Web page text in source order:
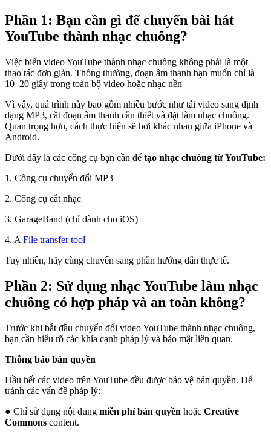
Phần 1: Bạn cần gì để chuyển bài hát
YouTube thành nhạc chuông?
Việc biến video YouTube thành nhạc chuông không phải là một
thao tác đơn giản. Thông thường, đoạn âm thanh bạn muốn chỉ là
10–20 giây trong toàn bộ video hoặc nhạc nền
Vì vậy, quá trình này bao gồm nhiều bước như tải video sang định
dạng MP3, cắt đoạn âm thanh cần thiết và đặt làm nhạc chuông.
Quan trọng hơn, cách thực hiện sẽ hơi khác nhau giữa iPhone và
Android.
Dưới đây là các công cụ bạn cần để tạo nhạc chuông từ YouTube:
1. Công cụ chuyển đổi MP3
2. Công cụ cắt nhạc
3. GarageBand (chỉ dành cho iOS)
4. A File transfer tool
Tuy nhiên, hãy cùng chuyển sang phần hướng dẫn thực tế.
Phần 2: Sử dụng nhạc YouTube làm nhạc
chuông có hợp pháp và an toàn không?
Trước khi bắt đầu chuyển đổi video YouTube thành nhạc chuông,
bạn cần hiểu rõ các khía cạnh pháp lý và bảo mật liên quan.
Thông báo bản quyền
Hầu hết các video trên YouTube đều được bảo vệ bản quyền. Để
tránh các vấn đề pháp lý:
● Chỉ sử dụng nội dung miễn phí bản quyền hoặc Creative
Commons content.